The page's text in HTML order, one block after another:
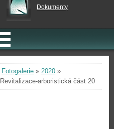
Dokumenty
Fotogalerie » 2020 »
Revitalizace-arboristická část 20